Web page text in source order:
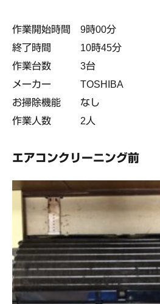
作業開始時間 9時00分
終了時間 10時45分
作業台数 3台
メーカー TOSHIBA
お掃除機能 なし
作業人数 2人
エアコンクリーニング前